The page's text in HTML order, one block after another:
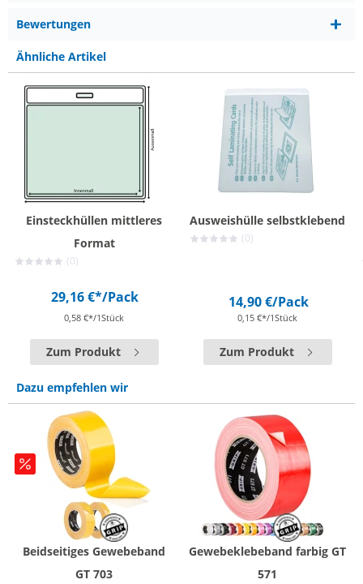
Bewertungen
Ähnliche Artikel
Einsteckhüllen mittleres
Format
(0)
29,16 €*/Pack
0,58 €*/1Stück
Zum Produkt
Ausweishülle selbstklebend
(0)
14,90 €/Pack
0,15 €*/1Stück
Zum Produkt
Dazu empfehlen wir
Beidseitiges Gewebeband
GT 703
Gewebeklebeband farbig GT
571